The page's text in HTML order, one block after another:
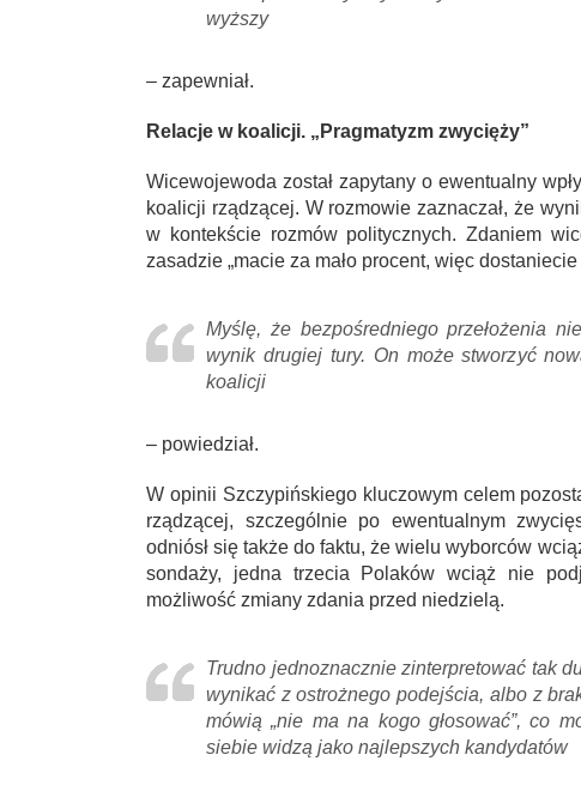
wyższy
– zapewniał.
Relacje w koalicji. „Pragmatyzm zwycięży”
Wicewojewoda został zapytany o ewentualny
koalicji rządzącej. W rozmowie zaznaczał, że
w kontekście rozmów politycznych. Zdaniem
zasadzie „macie za mało procent, więc
Myślę, że bezpośredniego przełożenia
wynik drugiej tury. On może stworzyć
koalicji
– powiedział.
W opinii Szczypińskiego kluczowym celem
rządzącej, szczególnie po ewentualnym
odniósł się także do faktu, że wielu wyborców
sondaży, jedna trzecia Polaków wciąż nie
możliwość zmiany zdania przed niedzielą.
Trudno jednoznacznie zinterpretować tak
wynikać z ostrożnego podejścia, albo z
mówią „nie ma na kogo głosować”, co
siebie widzą jako najlepszych kandydatów